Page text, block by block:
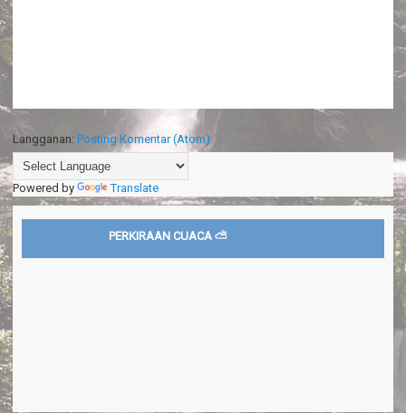
Langganan: Posting Komentar (Atom)
Powered by Translate
PERKIRAAN CUACA ⛅